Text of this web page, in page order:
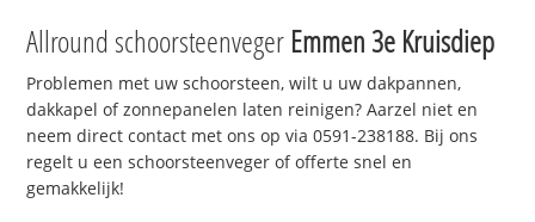
Allround schoorsteenveger Emmen 3e Kruisdiep
Problemen met uw schoorsteen, wilt u uw dakpannen,
dakkapel of zonnepanelen laten reinigen? Aarzel niet en
neem direct contact met ons op via 0591-238188. Bij ons
regelt u een schoorsteenveger of offerte snel en
gemakkelijk!